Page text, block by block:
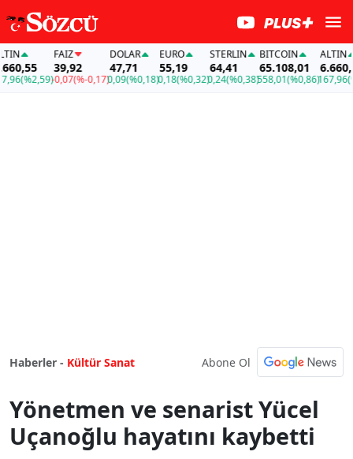
(%2,59)
FAİZ
39,92
-0,07(%-0,17)
DOLAR
47,71
0,09(%0,18)
EURO
55,19
0,18(%0,32)
STERLIN
64,41
0,24(%0,38)
BITCOIN
65.108,01
558,01(%0,86)
ALTIN
6.660,55
167,96
Haberler - Kültür Sanat Abone Ol
Yönetmen ve senarist Yücel
Uçanoğlu hayatını kaybetti